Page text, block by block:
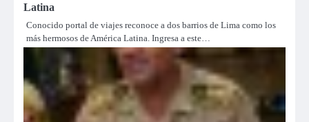
Latina
Conocido portal de viajes reconoce a dos barrios de Lima como los
más hermosos de América Latina. Ingresa a este…